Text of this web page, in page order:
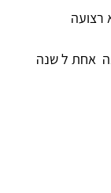
רצועה
אחת ל שנה